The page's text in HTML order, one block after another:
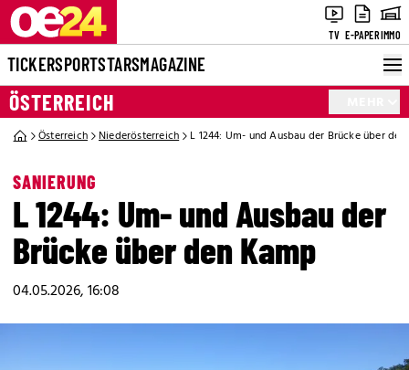
TV E-PAPERIMMO
TICKERSPORTSTARSMAGAZINE
ÖSTERREICH
Österreich Niederösterreich L 1244: Um- und Ausbau der Brücke über
SANIERUNG
L 1244: Um- und Ausbau der
Brücke über den Kamp
04.05.2026, 16:08